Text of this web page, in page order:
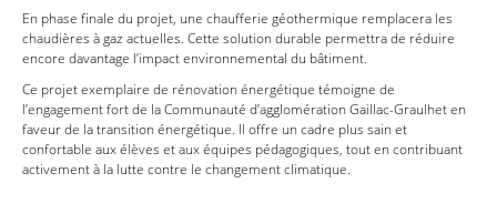
En phase finale du projet, une chaufferie géothermique remplacera les
chaudières à gaz actuelles. Cette solution durable permettra de réduire
encore davantage l’impact environnemental du bâtiment.
Ce projet exemplaire de rénovation énergétique témoigne de
l’engagement fort de la Communauté d’agglomération Gaillac-Graulhet en
faveur de la transition énergétique. Il offre un cadre plus sain et
confortable aux élèves et aux équipes pédagogiques, tout en contribuant
activement à la lutte contre le changement climatique.